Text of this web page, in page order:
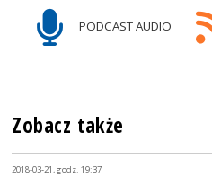
PODCAST AUDIO
Zobacz także
2018-03-21, godz. 19:37